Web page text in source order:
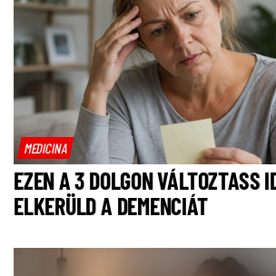
MEDICINA
EZEN A 3 DOLGON VÁLTOZTASS
ELKERÜLD A DEMENCIÁT